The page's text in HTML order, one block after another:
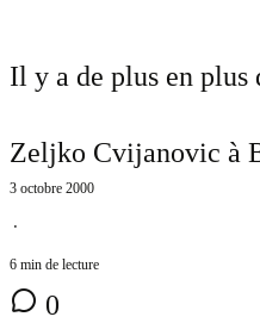
Il y a de plus en plus
Zeljko Cvijanovic à
3 octobre 2000
⋅
6 min de lecture
0